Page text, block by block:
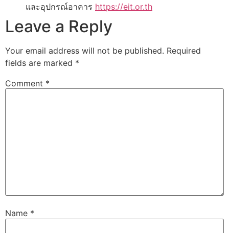
และอุปกรณ์อาคาร https://eit.or.th
Leave a Reply
Your email address will not be published. Required
fields are marked *
Comment *
Name *